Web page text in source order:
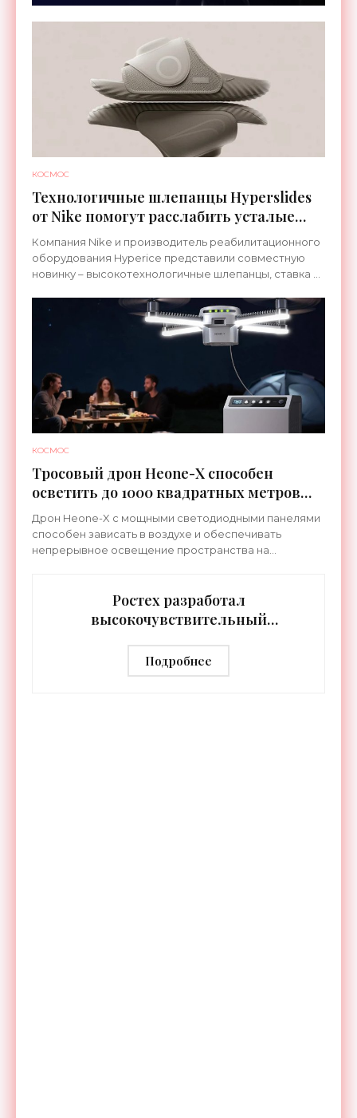
КОСМОС
Технологичные шлепанцы Hyperslides
от Nike помогут расслабить усталые
ноги после тренировки - «Гаджеты»
Компания Nike и производитель реабилитационного
оборудования Hyperice представили совместную
новинку – высокотехнологичные шлепанцы, ставка в
КОСМОС
Тросовый дрон Heone-X способен
осветить до 1000 квадратных метров
земли - «Беспилотники»
Дрон Heone-X с мощными светодиодными панелями
способен зависать в воздухе и обеспечивать
непрерывное освещение пространства на
Ростех разработал
высокочувствительный
дальностью распознавания до 2 км
- «Гаджеты»
Подробнее